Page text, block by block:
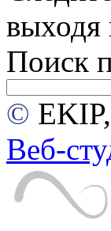
выходя
Поиск
©
Веб-